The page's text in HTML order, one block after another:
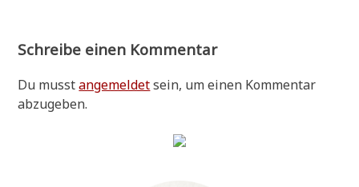
Schreibe einen Kommentar
Du musstangemeldetsein, um einen Kommentar
abzugeben.